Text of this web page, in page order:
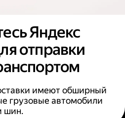
Яндекс
отправки
имеют обширный
грузовые автомобили
шин.